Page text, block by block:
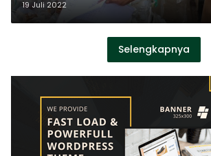
19 Juli 2022
Selengkapnya